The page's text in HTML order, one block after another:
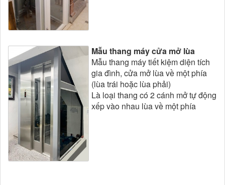
Mẫu thang máy cửa mở lùa
Mẫu thang máy tiết kiệm diện tích
gia đình, cửa mở lùa về một phía
(lùa trái hoặc lùa phải)
Là loại thang có 2 cánh mở tự động
xếp vào nhau lùa về một phía